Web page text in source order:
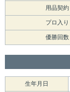
用品契約
プロ入り
優勝回数
生年月日